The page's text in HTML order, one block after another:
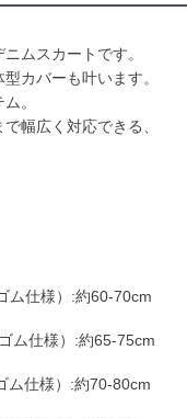
ムスカートです。
カバーも叶います。
。
幅広く対応できる、
ム仕様）:約60-70cm
ム仕様）:約65-75cm
ム仕様）:約70-80cm